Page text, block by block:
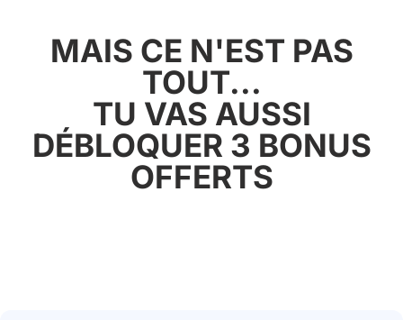
MAIS CE N'EST PAS
TOUT...
TU VAS AUSSI
DÉBLOQUER 3 BONUS
OFFERTS